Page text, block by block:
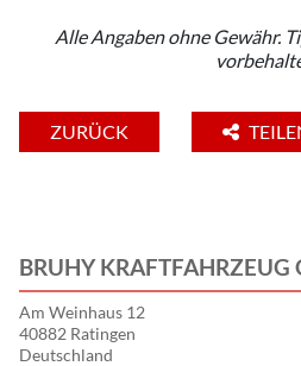
Alle Angaben ohne Gewähr.
ZURÜCK
BRUHY KRAFTFAHRZEUG
Am Weinhaus 12
40882 Ratingen
Deutschland